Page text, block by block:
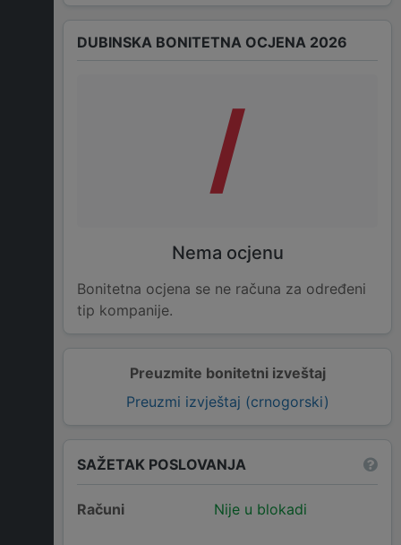
Preuzmite bonitetni izveštaj
Preuzmi izvještaj (crnogorski)
DUBINSKA BONITETNA OCJENA 2026
/
Nema ocjenu
Bonitetna ocjena se ne računa za određeni
tip kompanije.
SAŽETAK POSLOVANJA
Računi Nije u blokadi